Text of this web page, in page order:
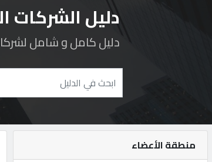
اعلانك
دليل الشركات
دليل كامل و شامل
منطقة الأعضاء